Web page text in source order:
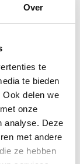
Over
te
te bieden
delen we
onze
analyse. Deze
met andere
ze hebben
je